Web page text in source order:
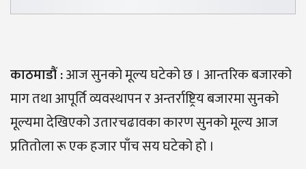
काठमाडौं :आज सुनको मूल्य घटेको छ । आन्तरिक बजारको
माग तथा आपूर्ति व्यवस्थापन र अन्तर्राष्ट्रिय बजारमा सुनको
मूल्यमा देखिएको उतारचढावका कारण सुनको मूल्य आज
प्रतितोला रू एक हजार पाँच सय घटेको हो ।